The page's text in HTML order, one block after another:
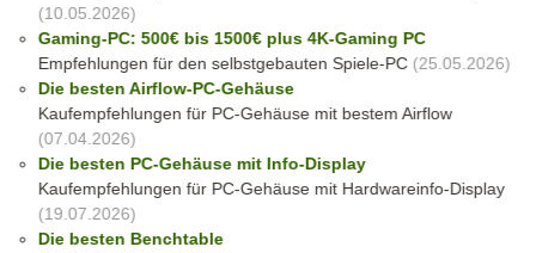
(10.05.2026)
Gaming-PC: 500€ bis 1500€ plus 4K-Gaming PC
Empfehlungen für den selbstgebauten Spiele-PC(25.05.2026)
Die besten Airflow-PC-Gehäuse
Kaufempfehlungen für PC-Gehäuse mit bestem Airflow
(07.04.2026)
Die besten PC-Gehäuse mit Info-Display
Kaufempfehlungen für PC-Gehäuse mit Hardwareinfo-Display
(19.07.2026)
Die besten Benchtable